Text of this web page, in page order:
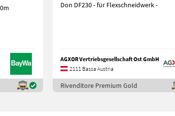
Don DF230 - für Flexschneidwerk -
AGXOR Vertriebsgesellschaft Ost GmbH
2111 Bassa Austria
Rivenditore Premium Gold